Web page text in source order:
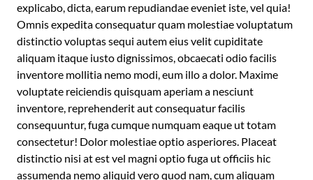
explicabo, dicta, earum repudiandae eveniet iste, vel quia!
Omnis expedita consequatur quam molestiae voluptatum
distinctio voluptas sequi autem eius velit cupiditate
aliquam itaque iusto dignissimos, obcaecati odio facilis
inventore mollitia nemo modi, eum illo a dolor. Maxime
voluptate reiciendis quisquam aperiam a nesciunt
inventore, reprehenderit aut consequatur facilis
consequuntur, fuga cumque numquam eaque ut totam
consectetur! Dolor molestiae optio asperiores. Placeat
distinctio nisi at est vel magni optio fuga ut officiis hic
assumenda nemo aliquid vero quod nam, cum aliquam